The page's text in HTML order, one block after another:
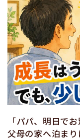
「パパ、明日で
父母の家へ泊ま